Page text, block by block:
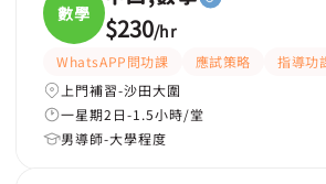
數學 $230/hr
WhatsAPP問功課 應試策略 指導功
上門補習-沙田大圍
一星期2日-1.5小時/堂
男導師-大學程度